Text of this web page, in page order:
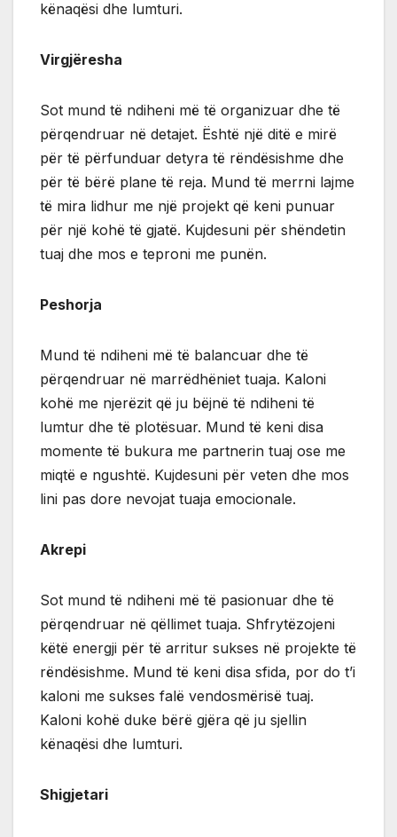
kënaqësi dhe lumturi.
Virgjëresha
Sot mund të ndiheni më të organizuar dhe të
përqendruar në detajet. Është një ditë e mirë
për të përfunduar detyra të rëndësishme dhe
për të bërë plane të reja. Mund të merrni lajme
të mira lidhur me një projekt që keni punuar
për një kohë të gjatë. Kujdesuni për shëndetin
tuaj dhe mos e teproni me punën.
Peshorja
Mund të ndiheni më të balancuar dhe të
përqendruar në marrëdhëniet tuaja. Kaloni
kohë me njerëzit që ju bëjnë të ndiheni të
lumtur dhe të plotësuar. Mund të keni disa
momente të bukura me partnerin tuaj ose me
miqtë e ngushtë. Kujdesuni për veten dhe mos
lini pas dore nevojat tuaja emocionale.
Akrepi
Sot mund të ndiheni më të pasionuar dhe të
përqendruar në qëllimet tuaja. Shfrytëzojeni
këtë energji për të arritur sukses në projekte të
rëndësishme. Mund të keni disa sfida, por do t’i
kaloni me sukses falë vendosmërisë tuaj.
Kaloni kohë duke bërë gjëra që ju sjellin
kënaqësi dhe lumturi.
Shigjetari